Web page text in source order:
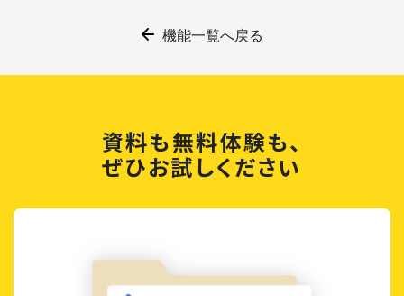
機能一覧へ戻る
資料も無料体験も、
ぜひお試しください